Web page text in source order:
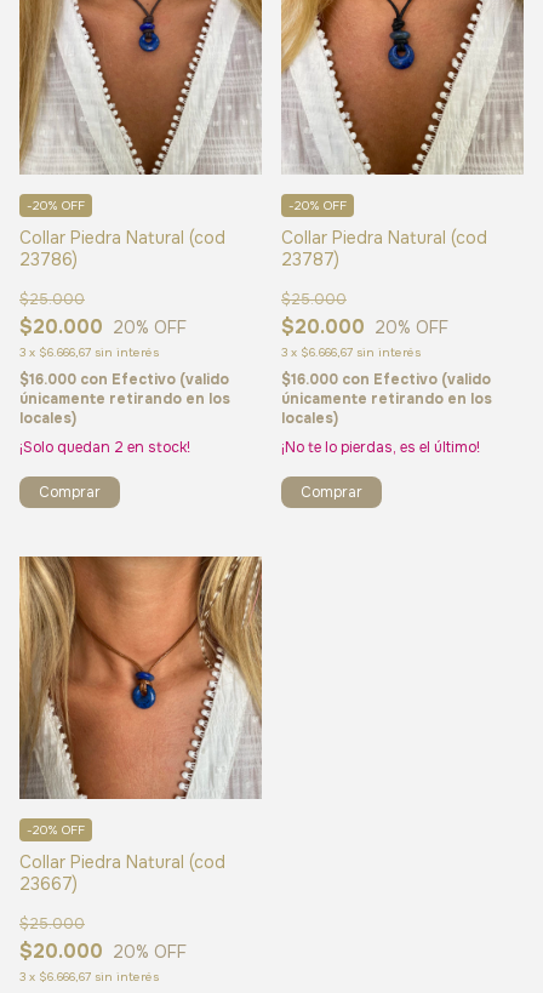
Collar Piedra Natural (cod
23786)
$20.000
$25.000
20% OFF
3 x $6.666,67 sin interés
-20% OFF
$16.000 con Efectivo (valido
únicamente retirando en los
locales)
¡Solo quedan 2 en stock!
Collar Piedra Natural (cod
23787)
$20.000
$25.000
20% OFF
3 x $6.666,67 sin interés
-20% OFF
$16.000 con Efectivo (valido
únicamente retirando en los
locales)
¡No te lo pierdas, es el último!
Collar Piedra Natural (cod
23667)
$20.000
$25.000
20% OFF
3 x $6.666,67 sin interés
-20% OFF